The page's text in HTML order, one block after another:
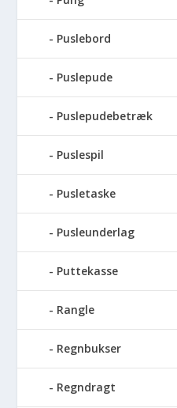
Puslebord
Puslepude
Puslepudebetræk
Puslespil
Pusletaske
Pusleunderlag
Puttekasse
Rangle
Regnbukser
Regndragt